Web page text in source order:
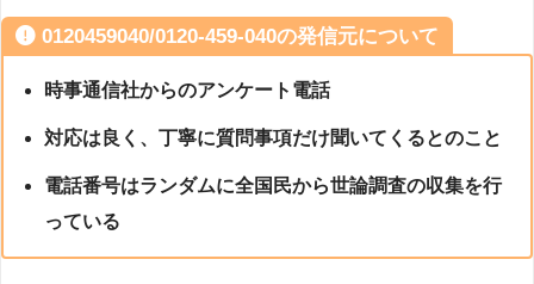
0120459040/0120-459-040の発信元について
時事通信社からのアンケート電話
対応は良く、丁寧に質問事項だけ聞いてくるとのこと
電話番号はランダムに全国民から世論調査の収集を行
っている